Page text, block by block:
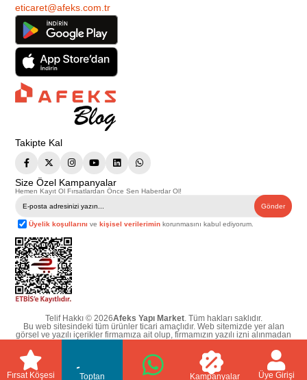
eticaret@afeks.com.tr
Takipte Kal
Size Özel Kampanyalar
Hemen Kayıt Ol Fırsatlardan Önce Sen Haberdar Ol!
Gönder
Üyelik koşullarını vekişisel verilerimin korunmasını kabul ediyorum.
Telif Hakkı © 2026Afeks Yapı Market. Tüm hakları saklıdır.
Bu web sitesindeki tüm ürünler ticari amaçlıdır. Web sitemizde yer alan
görsel ve yazılı içerikler firmamıza ait olup, firmamızın yazılı izni alınmadan
hiçbir yazılı/görsel içerik, logo, kopyalanamaz, kaynak gösterilemez ve
başka yerlerde kullanılamaz. İçeriklerin izin alınmadan kopyalanması ve
kullanılması 5846 sayılı Fikir ve Sanat Eserleri Yasasına göre suçtur.
Fırsat Köşesi
Toptan Kampanyalar Üye Girişi